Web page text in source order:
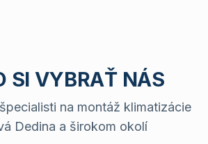
SI VYBRAŤ NÁS
na montáž klimatizácie
Dedina a širokom okolí